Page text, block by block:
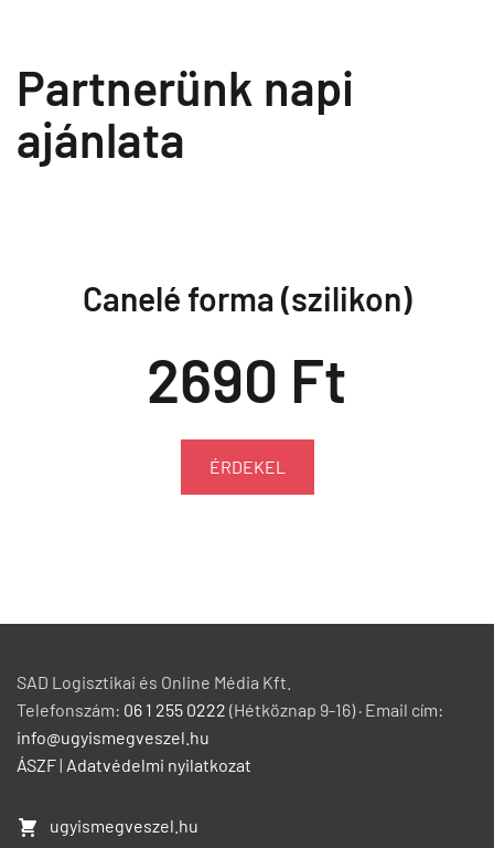
Partnerünk napi
ajánlata
Canelé forma (szilikon)
2690 Ft
ÉRDEKEL
SAD Logisztikai és Online Média Kft.
Telefonszám: 06 1 255 0222 (Hétköznap 9-16) · Email cím:
info@ugyismegveszel.hu
ÁSZF| Adatvédelmi nyilatkozat
ugyismegveszel.hu